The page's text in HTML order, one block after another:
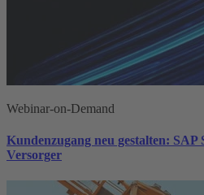
Webinar-on-Demand
Kundenzugang neu gestalten:
Versorger